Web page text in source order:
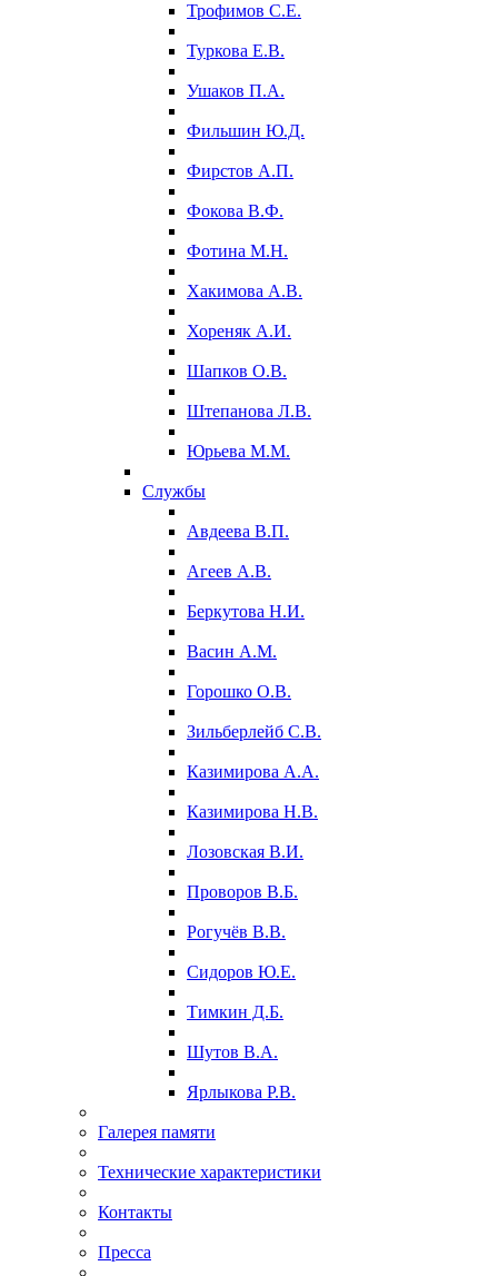
Трофимов С.Е.
Туркова Е.В.
Ушаков П.А.
Фильшин Ю.Д.
Фирстов А.П.
Фокова В.Ф.
Фотина М.Н.
Хакимова А.В.
Хореняк А.И.
Шапков О.В.
Штепанова Л.В.
Юрьева М.М.
Службы
Авдеева В.П.
Агеев А.В.
Беркутова Н.И.
Васин А.М.
Горошко О.В.
Зильберлейб С.В.
Казимирова А.А.
Казимирова Н.В.
Лозовская В.И.
Проворов В.Б.
Рогучёв В.В.
Сидоров Ю.Е.
Тимкин Д.Б.
Шутов В.А.
Ярлыкова Р.В.
Галерея памяти
Технические характеристики
Контакты
Пресса